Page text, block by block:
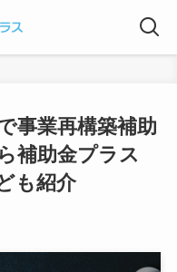
事業再構築補助
補助金プラス
も紹介